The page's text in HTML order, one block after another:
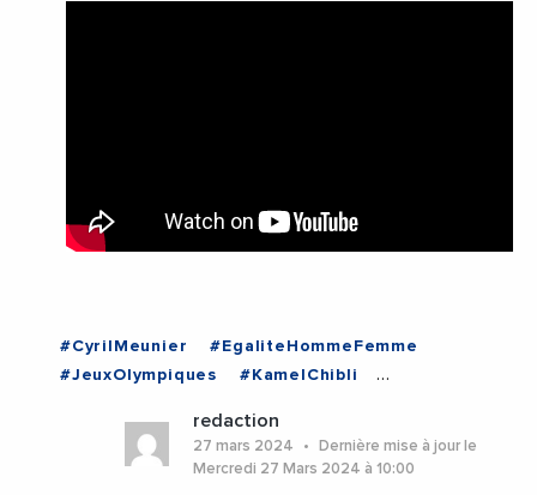
#CyrilMeunier
#EgaliteHommeFemme
#JeuxOlympiques
#KamelChibli
#Occitanie
redaction
27 mars 2024
Dernière mise à jour le
Mercredi 27 Mars 2024 à 10:00